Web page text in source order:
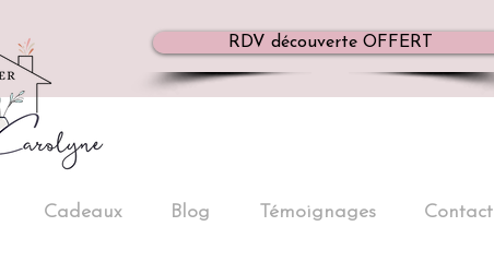
RDV découverte OFFERT
Cadeaux Blog Témoignages Contact